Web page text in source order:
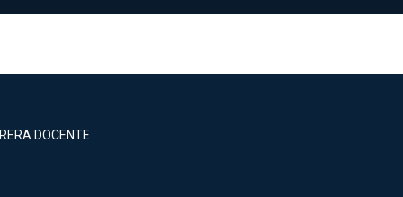
DOCENTE